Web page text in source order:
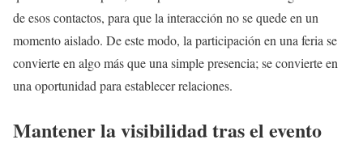
de esos contactos, para que la interacción no se quede en un
momento aislado. De este modo, la participación en una feria se
convierte en algo más que una simple presencia; se convierte en
una oportunidad para establecer relaciones.
Mantener la visibilidad tras el evento